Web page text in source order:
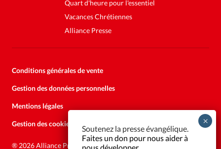
Quart d'heure pour l'essentiel
Vacances Chrétiennes
Alliance Presse
Conditions générales de vente
Gestion des données personnelles
Mentions légales
Gestion des cookies
® 2026 Alliance Presse
Soutenez la presse évangélique.
Faites un don pour nous aider à